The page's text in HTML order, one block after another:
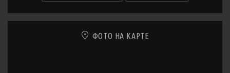
ФОТО НА КАРТЕ